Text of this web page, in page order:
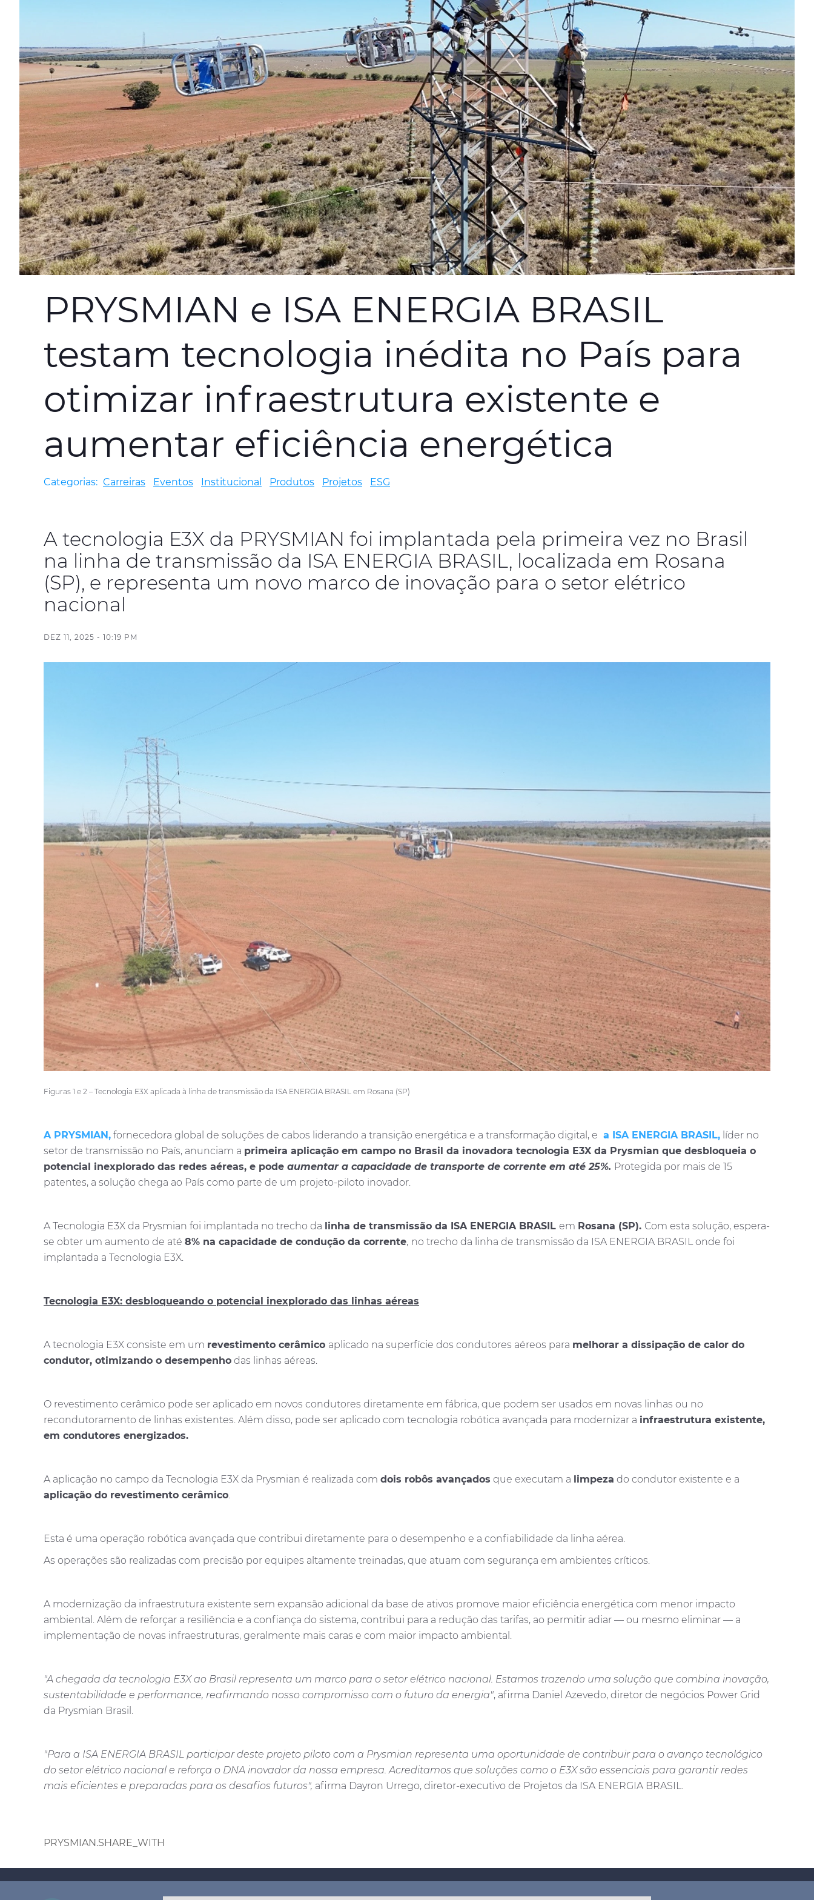
PRYSMIAN e ISA ENERGIA BRASIL
testam tecnologia inédita no País para
otimizar infraestrutura existente e
aumentar eficiência energética
Categorias: Carreiras Eventos Institucional Produtos Projetos ESG
A tecnologia E3X da PRYSMIAN foi implantada pela primeira vez no Brasil
na linha de transmissão da ISA ENERGIA BRASIL, localizada em Rosana
(SP), e representa um novo marco de inovação para o setor elétrico
nacional
DEZ 11, 2025 - 10:19 PM
Figuras 1 e 2 – Tecnologia E3X aplicada à linha de transmissão da ISA ENERGIA BRASIL em Rosana (SP)
A PRYSMIAN, fornecedora global de soluções de cabos liderando a transição energética e a transformação digital, e a ISA ENERGIA BRASIL, líder no
setor de transmissão no País, anunciam a primeira aplicação em campo no Brasil da inovadora tecnologia E3X da Prysmian que desbloqueia o
potencial inexplorado das redes aéreas, e pode aumentar a capacidade de transporte de corrente em até 25%. Protegida por mais de 15
patentes, a solução chega ao País como parte de um projeto-piloto inovador.
A Tecnologia E3X da Prysmian foi implantada no trecho da linha de transmissão da ISA ENERGIA BRASIL em Rosana (SP). Com esta solução, espera-
se obter um aumento de até 8% na capacidade de condução da corrente, no trecho da linha de transmissão da ISA ENERGIA BRASIL onde foi
implantada a Tecnologia E3X.
Tecnologia E3X: desbloqueando o potencial inexplorado das linhas aéreas
A tecnologia E3X consiste em um revestimento cerâmico aplicado na superfície dos condutores aéreos para melhorar a dissipação de calor do
condutor, otimizando o desempenho das linhas aéreas.
O revestimento cerâmico pode ser aplicado em novos condutores diretamente em fábrica, que podem ser usados em novas linhas ou no
recondutoramento de linhas existentes. Além disso, pode ser aplicado com tecnologia robótica avançada para modernizar a infraestrutura existente,
em condutores energizados.
A aplicação no campo da Tecnologia E3X da Prysmian é realizada com dois robôs avançados que executam a limpeza do condutor existente e a
aplicação do revestimento cerâmico.
Esta é uma operação robótica avançada que contribui diretamente para o desempenho e a confiabilidade da linha aérea.
As operações são realizadas com precisão por equipes altamente treinadas, que atuam com segurança em ambientes críticos.
A modernização da infraestrutura existente sem expansão adicional da base de ativos promove maior eficiência energética com menor impacto
ambiental. Além de reforçar a resiliência e a confiança do sistema, contribui para a redução das tarifas, ao permitir adiar — ou mesmo eliminar — a
implementação de novas infraestruturas, geralmente mais caras e com maior impacto ambiental.
"A chegada da tecnologia E3X ao Brasil representa um marco para o setor elétrico nacional. Estamos trazendo uma solução que combina inovação,
sustentabilidade e performance, reafirmando nosso compromisso com o futuro da energia", afirma Daniel Azevedo, diretor de negócios Power Grid
da Prysmian Brasil.
"Para a ISA ENERGIA BRASIL participar deste projeto piloto com a Prysmian representa uma oportunidade de contribuir para o avanço tecnológico
do setor elétrico nacional e reforça o DNA inovador da nossa empresa. Acreditamos que soluções como o E3X são essenciais para garantir redes
mais eficientes e preparadas para os desafios futuros", afirma Dayron Urrego, diretor-executivo de Projetos da ISA ENERGIA BRASIL.
PRYSMIAN.SHARE_WITH